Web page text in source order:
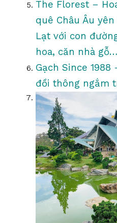
The Florest –
quê Châu Âu
Lạt với con
hoa, căn nhà
Gạch Since
đồi thông ngắm